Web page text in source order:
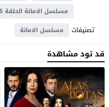
مسلسل الامانة الحلقة 5
تصنيفات مسلسل الامانة
قد تود مشاهدة